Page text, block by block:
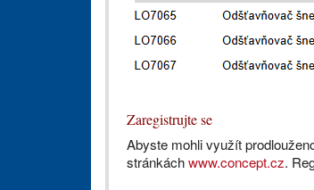
Zaregistrujte se
Abyste mohli využít
stránkáchwww.concept.cz.